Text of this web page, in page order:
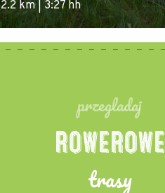
km | 3:27 hh
przegladaj
ROWEROWE
trasy